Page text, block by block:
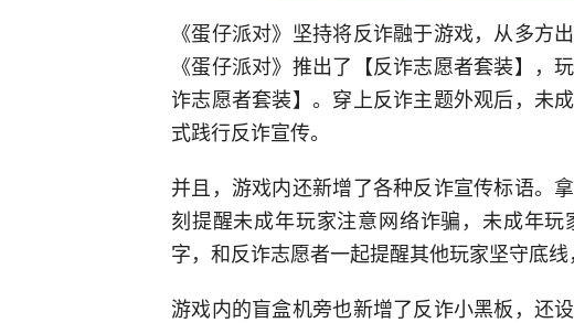
《蛋仔派对》坚持将反诈融于游戏，从多方
《蛋仔派对》推出了【反诈志愿者套装】，
诈志愿者套装】。穿上反诈主题外观后，未
式践行反诈宣传。
并且，游戏内还新增了各种反诈宣传标语。
刻提醒未成年玩家注意网络诈骗，未成年
字，和反诈志愿者一起提醒其他玩家坚守底线
游戏内的盲盒机旁也新增了反诈小黑板，还